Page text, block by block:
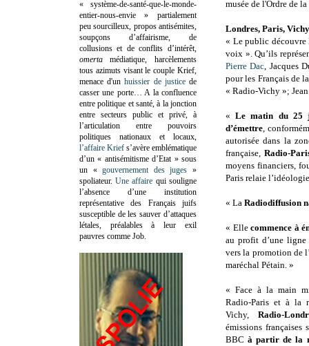
musée de l'Ordre de
Londres, Paris, Vichy
« Le public découvre
voix ». Qu’ils
Pierre Dac, Jacques
pour les Français de
« Radio-Vichy »;
«Le matin du 25
d’émettre,
autorisée dans la
française, Radio-
moyens financiers,
Paris relaie
« La Radiodiffusion
« Ellecommence à
au profit d’une ligne
vers la promotion de
maréchal Pétain. »
« Face à la main
Radio-Paris et à la
Vichy, Radio-
émissions françaises
BBCà partir de la
« système-de-santé-que-le-monde-
entier-nous-envie » partialement
peu sourcilleux, propos antisémites,
soupçons d’affairisme, de
collusions et de conflits d’intérêt,
omertamédiatique, harcèlements
tous azimuts visant le couple Krief,
menace d'unhuissier de justicede
casser une porte… A la confluence
entre politique et santé, à la jonction
entre secteurs public et privé, à
l’articulation entre pouvoirs
politiques nationaux et locaux,
l’affaire Krief s’avère emblématique
d’un « antisémitisme d’Etat » sous
un «gouvernement des juges »
spoliateur.Une affaire qui souligne
l’absence d’une institution
représentative des Français juifs
susceptible de les sauver d’attaques
létales, préalables à leur exil
pauvres comme Job.